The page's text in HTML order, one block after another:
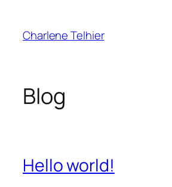
contenu
Charlene Telhier
Blog
Hello world!